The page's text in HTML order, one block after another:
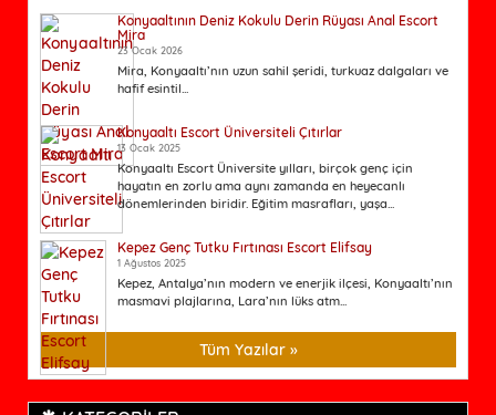
Konyaaltının Deniz Kokulu Derin Rüyası Anal Escort
Mira
23 Ocak 2026
Mira, Konyaaltı’nın uzun sahil şeridi, turkuaz dalgaları ve
hafif esintil...
Konyaaltı Escort Üniversiteli Çıtırlar
13 Ocak 2025
Konyaaltı Escort Üniversite yılları, birçok genç için
hayatın en zorlu ama aynı zamanda en heyecanlı
dönemlerinden biridir. Eğitim masrafları, yaşa...
Kepez Genç Tutku Fırtınası Escort Elifsay
1 Ağustos 2025
Kepez, Antalya’nın modern ve enerjik ilçesi, Konyaaltı’nın
masmavi plajlarına, Lara’nın lüks atm...
Tüm Yazılar »